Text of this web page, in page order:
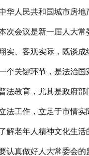
华人民共和国城市房
次会议是新一届人大
实、客观实际，既谈
个关键环节，是法治
法教育，尤其是政府
法工作，立足于市情
解老年人精神文化生
认真做好人大常委会